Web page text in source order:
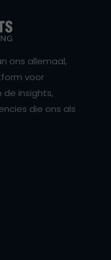
ons allemaal,
voor
de insights,
die ons als